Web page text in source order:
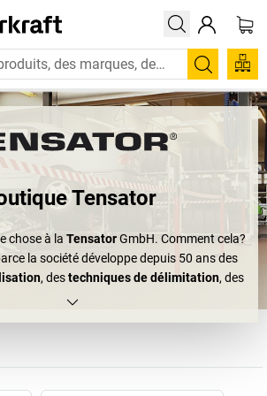
Tensator
chose à la TensatorGmbH. Comment cela?
la société développe depuis 50 ans des
, destechniques de délimitation, des
d'autres produits encore. Tensator le résume